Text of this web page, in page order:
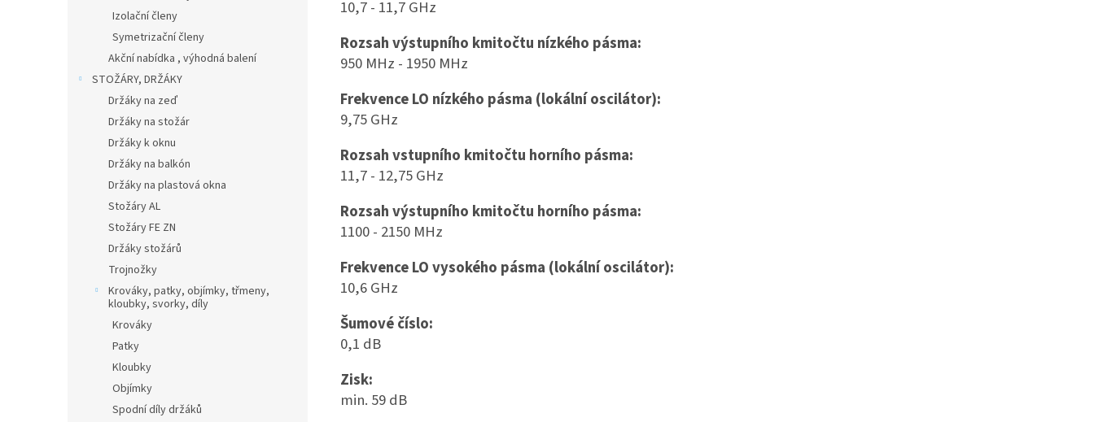
Izolační členy
Symetrizační členy
Akční nabídka , výhodná balení
STOŽÁRY, DRŽÁKY
Držáky na zeď
Držáky na stožár
Držáky k oknu
Držáky na balkón
Držáky na plastová okna
Stožáry AL
Stožáry FE ZN
Držáky stožárů
Trojnožky
Krováky, patky, objímky, třmeny,
kloubky, svorky, díly
Krováky
Patky
Kloubky
Objímky
Spodní díly držáků
10,7 - 11,7 GHz
Rozsah výstupního kmitočtu nízkého pásma:
950 MHz - 1950 MHz
Frekvence LO nízkého pásma (lokální oscilátor):
9,75 GHz
Rozsah vstupního kmitočtu horního pásma:
11,7 - 12,75 GHz
Rozsah výstupního kmitočtu horního pásma:
1100 - 2150 MHz
Frekvence LO vysokého pásma (lokální oscilátor):
10,6 GHz
Šumové číslo:
0,1 dB
Zisk:
min. 59 dB